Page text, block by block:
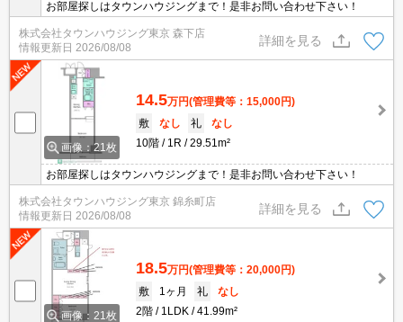
お部屋探しはタウンハウジングまで！是非お問い合わせ下さい！
株式会社タウンハウジング東京 森下店
情報更新日 2026/08/08
詳細を見る
画像：21枚
14.5万円(管理費等：15,000円)
敷
なし 礼
なし
10階
1R 29.51m²
お部屋探しはタウンハウジングまで！是非お問い合わせ下さい！
株式会社タウンハウジング東京 錦糸町店
情報更新日 2026/08/08
詳細を見る
画像：21枚
18.5万円(管理費等：20,000円)
敷
1ヶ月 礼
なし
2階
1LDK 41.99m²